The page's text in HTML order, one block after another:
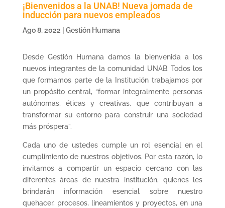
¡Bienvenidos a la UNAB! Nueva jornada de
inducción para nuevos empleados
Ago 8, 2022 Gestión Humana
Desde Gestión Humana damos la bienvenida a los
nuevos integrantes de la comunidad UNAB. Todos los
que formamos parte de la Institución trabajamos por
un propósito central, “formar integralmente personas
autónomas, éticas y creativas, que contribuyan a
transformar su entorno para construir una sociedad
más próspera”.
Cada uno de ustedes cumple un rol esencial en el
cumplimiento de nuestros objetivos. Por esta razón, lo
invitamos a compartir un espacio cercano con las
diferentes áreas de nuestra institución, quienes les
brindarán información esencial sobre nuestro
quehacer, procesos, lineamientos y proyectos, en una